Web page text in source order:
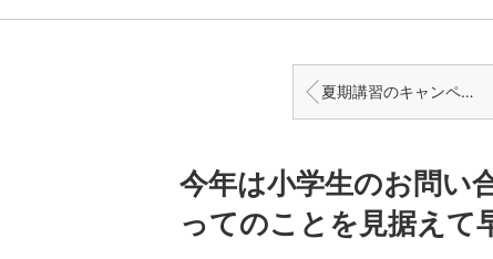
夏期講習のキャンペーンは5名ご連絡いただきました
今年は小学生のお問い
ってのことを見据えて